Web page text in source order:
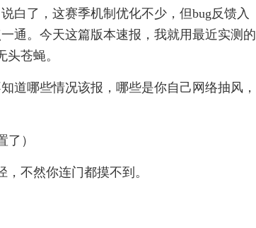
白了，这赛季机制优化不少，但bug反馈入
通。今天这篇版本速报，我就用最近实测的
苍蝇。
道哪些情况该报，哪些是你自己网络抽风，
）
不然你连门都摸不到。